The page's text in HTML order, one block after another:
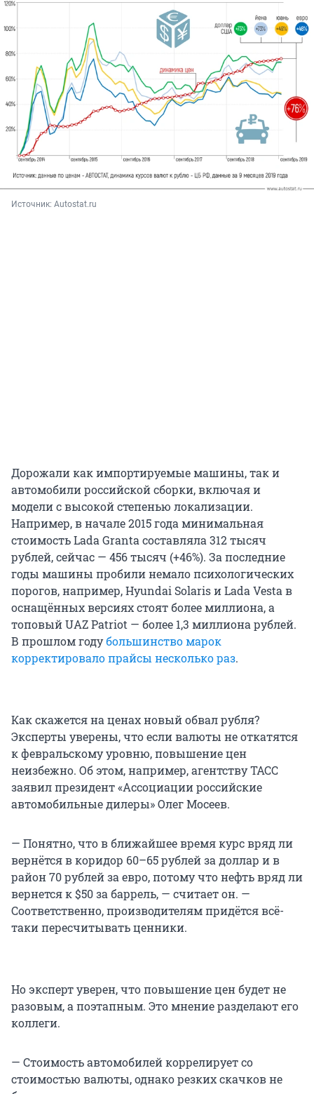
Источник: Autostat.ru
Дорожали как импортируемые машины, так и
автомобили российской сборки, включая и
модели с высокой степенью локализации.
Например, в начале 2015 года минимальная
стоимость Lada Granta составляла 312 тысяч
рублей, сейчас — 456 тысяч (+46%). За последние
годы машины пробили немало психологических
порогов, например, Hyundai Solaris и Lada Vesta в
оснащённых версиях стоят более миллиона, а
топовый UAZ Patriot — более 1,3 миллиона рублей.
В прошлом годубольшинство марок
корректировало прайсы несколько раз.
Как скажется на ценах новый обвал рубля?
Эксперты уверены, что если валюты не откатятся
к февральскому уровню, повышение цен
неизбежно. Об этом, например, агентству ТАСС
заявил президент «Ассоциации российские
автомобильные дилеры» Олег Мосеев.
— Понятно, что в ближайшее время курс вряд ли
вернётся в коридор 60–65 рублей за доллар и в
район 70 рублей за евро, потому что нефть вряд ли
вернется к $50 за баррель, — считает он. —
Соответственно, производителям придётся всё-
таки пересчитывать ценники.
Но эксперт уверен, что повышение цен будет не
разовым, а поэтапным. Это мнение разделают его
коллеги.
— Стоимость автомобилей коррелирует со
стоимостью валюты, однако резких скачков не